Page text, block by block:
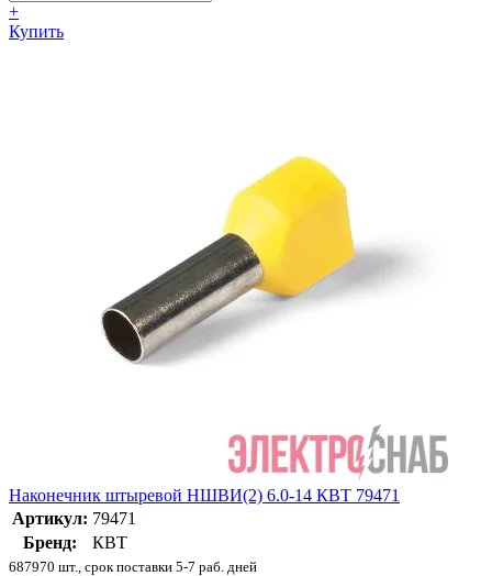
+
Купить
Наконечник штыревой НШВИ(2) 6.0-14 КВТ 79471
Артикул: 79471
Бренд:
КВТ
687970 шт., срок поставки 5-7 раб. дней